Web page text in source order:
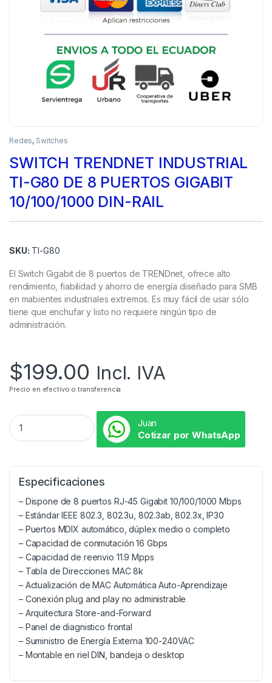
Redes, Switches
SWITCH TRENDNET INDUSTRIAL
TI-G80 DE 8 PUERTOS GIGABIT
10/100/1000 DIN-RAIL
SKU: TI-G80
El Switch Gigabit de 8 puertos de TRENDnet, ofrece alto
rendimiento, fiabilidad y ahorro de energía diseñado para SMB
en mabientes industriales extremos. Es muy fácil de usar sólo
tiene que enchufar y listo no requiere ningún tipo de
administración.
$199.00 Incl. IVA
Precio en efectivo o transferencia
Juan
Cotizar por WhatsApp
Especificaciones
– Dispone de 8 puertos RJ-45 Gigabit 10/100/1000 Mbps
– Estándar IEEE 802.3, 802.3u, 802.3ab, 802.3x, IP30
– Puertos MDIX automático, dúplex medio o completo
– Capacidad de conmutación 16 Gbps
– Capacidad de reenvio 11.9 Mpps
– Tabla de Direcciones MAC 8k
– Actualización de MAC Automática Auto-Aprendizaje
– Conexión plug and play no administrable
– Arquitectura Store-and-Forward
– Panel de diagnistico frontal
– Suministro de Energía Externa 100-240VAC
– Montable en riel DIN, bandeja o desktop